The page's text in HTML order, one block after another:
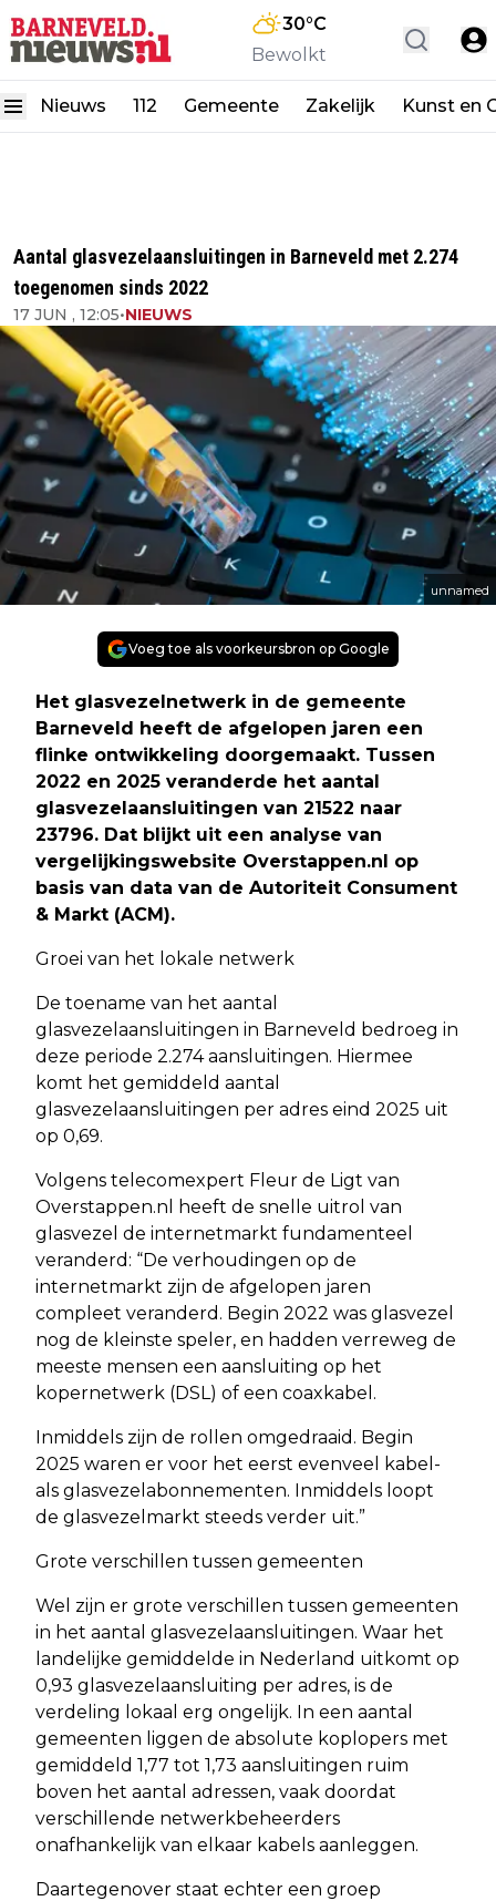
30°C
Bewolkt
Nieuws 112 Gemeente Zakelijk Kunst en
Aantal glasvezelaansluitingen in Barneveld met 2.274
toegenomen sinds 2022
17 JUN , 12:05•NIEUWS
unnamed
Voeg toe als voorkeursbron op Google
Het glasvezelnetwerk in de gemeente
Barneveld heeft de afgelopen jaren een
flinke ontwikkeling doorgemaakt. Tussen
2022 en 2025 veranderde het aantal
glasvezelaansluitingen van 21522 naar
23796. Dat blijkt uit een analyse van
vergelijkingswebsite Overstappen.nl op
basis van data van de Autoriteit Consument
& Markt (ACM).
Groei van het lokale netwerk
De toename van het aantal
glasvezelaansluitingen in Barneveld bedroeg in
deze periode 2.274 aansluitingen. Hiermee
komt het gemiddeld aantal
glasvezelaansluitingen per adres eind 2025 uit
op 0,69.
Volgens telecomexpert Fleur de Ligt van
Overstappen.nl heeft de snelle uitrol van
glasvezel de internetmarkt fundamenteel
veranderd: “De verhoudingen op de
internetmarkt zijn de afgelopen jaren
compleet veranderd. Begin 2022 was glasvezel
nog de kleinste speler, en hadden verreweg de
meeste mensen een aansluiting op het
kopernetwerk (DSL) of een coaxkabel.
Inmiddels zijn de rollen omgedraaid. Begin
2025 waren er voor het eerst evenveel kabel-
als glasvezelabonnementen. Inmiddels loopt
de glasvezelmarkt steeds verder uit.”
Grote verschillen tussen gemeenten
Wel zijn er grote verschillen tussen gemeenten
in het aantal glasvezelaansluitingen. Waar het
landelijke gemiddelde in Nederland uitkomt op
0,93 glasvezelaansluiting per adres, is de
verdeling lokaal erg ongelijk. In een aantal
gemeenten liggen de absolute koplopers met
gemiddeld 1,77 tot 1,73 aansluitingen ruim
boven het aantal adressen, vaak doordat
verschillende netwerkbeheerders
onafhankelijk van elkaar kabels aanleggen.
Daartegenover staat echter een groep